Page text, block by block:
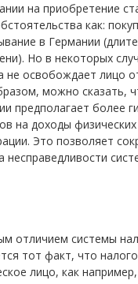
на приобретение
как:
в Германии
Но в некоторых
не освобождает лицо
можно сказать,
предполагает более
на доходы
Это позволяет
несправедливости
отличием системы
тот факт, что
лицо, как